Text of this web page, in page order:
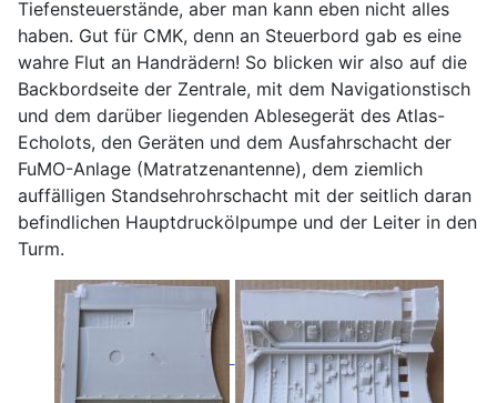
Tiefensteuerstände, aber man kann eben nicht alles
haben. Gut für CMK, denn an Steuerbord gab es eine
wahre Flut an Handrädern! So blicken wir also auf die
Backbordseite der Zentrale, mit dem Navigationstisch
und dem darüber liegenden Ablesegerät des Atlas-
Echolots, den Geräten und dem Ausfahrschacht der
FuMO-Anlage (Matratzenantenne), dem ziemlich
auffälligen Standsehrohrschacht mit der seitlich daran
befindlichen Hauptdruckölpumpe und der Leiter in den
Turm.